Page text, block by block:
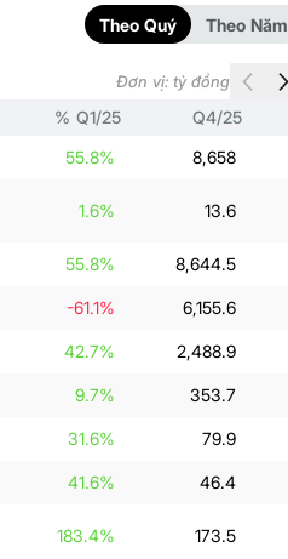
Theo Quý Theo Năm
Đơn vị: tỷ đồng
% Q1/25 Q4/25
55.8% 8,658
1.6% 13.6
55.8% 8,644.5
-61.1% 6,155.6
42.7% 2,488.9
9.7% 353.7
31.6% 79.9
41.6% 46.4
183.4% 173.5